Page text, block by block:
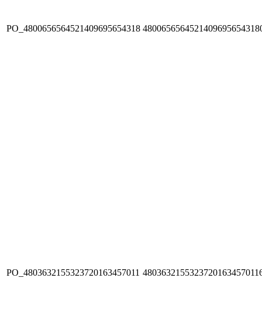
PO_4800656564521409695654318
PO_4803632155323720163457011